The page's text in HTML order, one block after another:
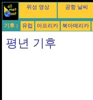
위성 영상 공항 날씨
기후 : 유럽 아프리카 북아메리카
평년 기후